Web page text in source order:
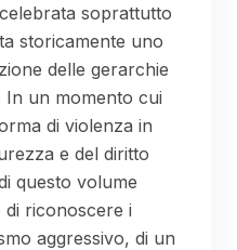
soprattutto
storicamente uno
delle gerarchie
In un momento cui
di violenza in
e del diritto
questo volume
riconoscere i
aggressivo, di un